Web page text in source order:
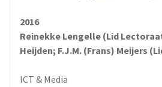
2016
Reinekke Lengelle (Lid
Heijden; F.J.M. (Frans) Meijers
ICT & Media